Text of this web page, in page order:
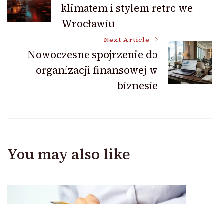
Navigationklimatem i stylem retro we
Wrocławiu
Next Article
Nowoczesne spojrzenie do
organizacji finansowej w
biznesie
You may also like